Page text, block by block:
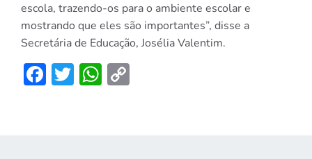
escola, trazendo-os para o ambiente escolar e
mostrando que eles são importantes”, disse a
Secretária de Educação, Josélia Valentim.
Facebook
TwitterWhatsApp